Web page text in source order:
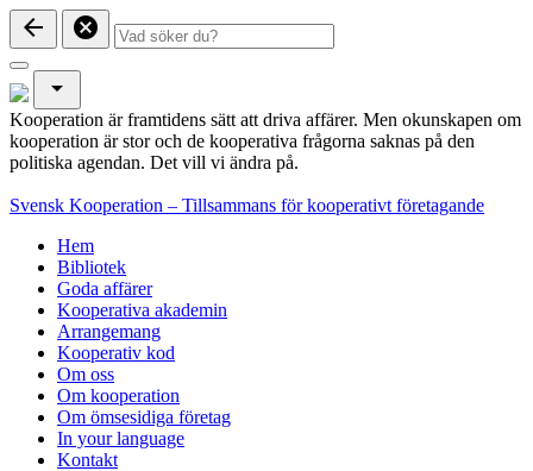
arrow_back cancel
arrow_drop_down
Kooperation är framtidens sätt att driva affärer. Men okunskapen om
kooperation är stor och de kooperativa frågorna saknas på den
politiska agendan. Det vill vi ändra på.
Svensk Kooperation – Tillsammans för kooperativt företagande
Hem
Bibliotek
Goda affärer
Kooperativa akademin
Arrangemang
Kooperativ kod
Om oss
Om kooperation
Om ömsesidiga företag
In your language
Kontakt